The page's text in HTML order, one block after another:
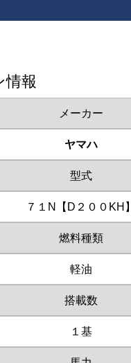
情報
メーカー
ヤマハ
型式
７１N【D２００KH】
燃料種類
軽油
搭載数
１基